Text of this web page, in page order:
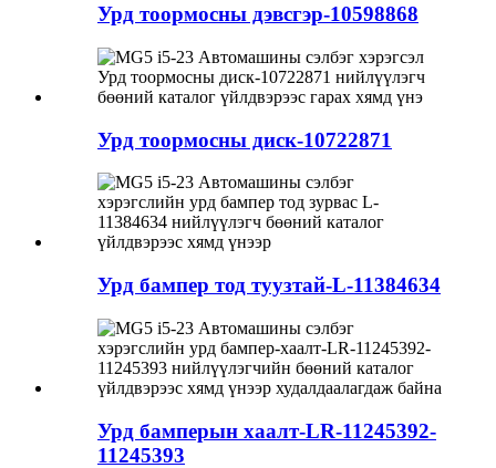
Урд тоормосны дэвсгэр-10598868
Урд тоормосны диск-10722871
Урд бампер тод туузтай-L-11384634
Урд бамперын хаалт-LR-11245392-
11245393